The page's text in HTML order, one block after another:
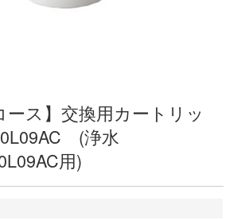
ース】交換用カートリッ
(浄水
用)